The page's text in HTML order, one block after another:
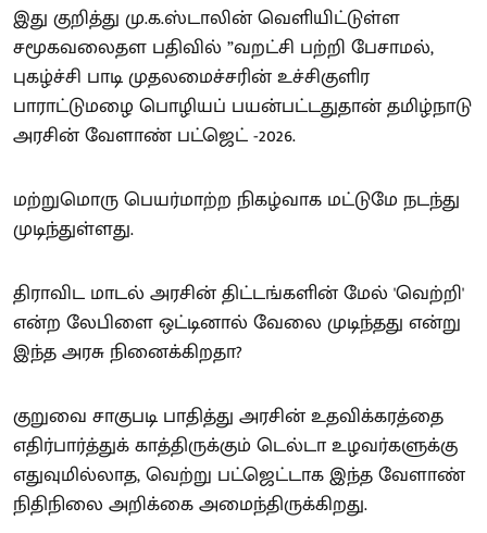
இது குறித்து மு.க.ஸ்டாலின் வெளியிட்டுள்ள
சமூகவலைதள பதிவில் ”வறட்சி பற்றி பேசாமல்,
புகழ்ச்சி பாடி முதலமைச்சரின் உச்சிகுளிர
பாராட்டுமழை பொழியப் பயன்பட்டதுதான் தமிழ்நாடு
அரசின் வேளாண் பட்ஜெட் -2026.
மற்றுமொரு பெயர்மாற்ற நிகழ்வாக மட்டுமே நடந்து
முடிந்துள்ளது.
திராவிட மாடல் அரசின் திட்டங்களின் மேல் 'வெற்றி'
என்ற லேபிளை ஒட்டினால் வேலை முடிந்தது என்று
இந்த அரசு நினைக்கிறதா?
குறுவை சாகுபடி பாதித்து அரசின் உதவிக்கரத்தை
எதிர்பார்த்துக் காத்திருக்கும் டெல்டா உழவர்களுக்கு
எதுவுமில்லாத, வெற்று பட்ஜெட்டாக இந்த வேளாண்
நிதிநிலை அறிக்கை அமைந்திருக்கிறது.